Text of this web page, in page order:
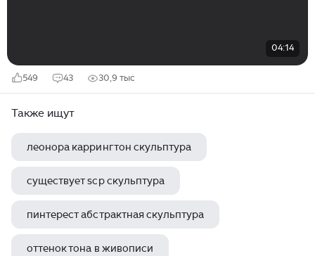
04:14
549 43 30,9 тыс
Также ищут
леонора каррингтон скульптура
существует scp скульптура
пинтерест абстрактная скульптура
оттенок тона в живописи